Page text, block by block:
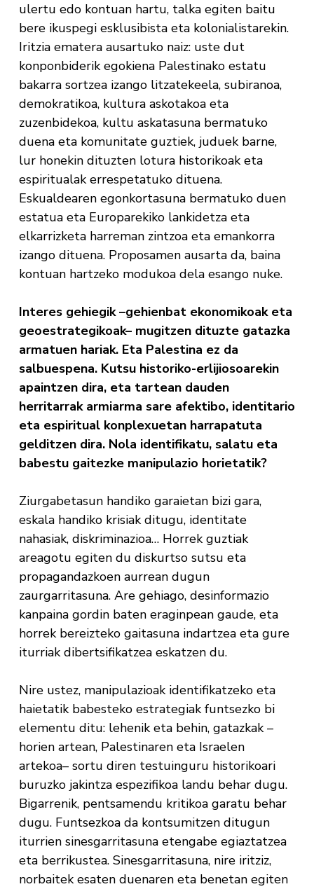
ulertu edo kontuan hartu, talka egiten baitu
bere ikuspegi esklusibista eta kolonialistarekin.
Iritzia ematera ausartuko naiz: uste dut
konponbiderik egokiena Palestinako estatu
bakarra sortzea izango litzatekeela, subiranoa,
demokratikoa, kultura askotakoa eta
zuzenbidekoa, kultu askatasuna bermatuko
duena eta komunitate guztiek, juduek barne,
lur honekin dituzten lotura historikoak eta
espiritualak errespetatuko dituena.
Eskualdearen egonkortasuna bermatuko duen
estatua eta Europarekiko lankidetza eta
elkarrizketa harreman zintzoa eta emankorra
izango dituena. Proposamen ausarta da, baina
kontuan hartzeko modukoa dela esango nuke.
Interes gehiegik –gehienbat ekonomikoak eta
geoestrategikoak– mugitzen dituzte gatazka
armatuen hariak. Eta Palestina ez da
salbuespena. Kutsu historiko-erlijiosoarekin
apaintzen dira, eta tartean dauden
herritarrak armiarma sare afektibo, identitario
eta espiritual konplexuetan harrapatuta
gelditzen dira. Nola identifikatu, salatu eta
babestu gaitezke manipulazio horietatik?
Ziurgabetasun handiko garaietan bizi gara,
eskala handiko krisiak ditugu, identitate
nahasiak, diskriminazioa… Horrek guztiak
areagotu egiten du diskurtso sutsu eta
propagandazkoen aurrean dugun
zaurgarritasuna. Are gehiago, desinformazio
kanpaina gordin baten eraginpean gaude, eta
horrek bereizteko gaitasuna indartzea eta gure
iturriak dibertsifikatzea eskatzen du.
Nire ustez, manipulazioak identifikatzeko eta
haietatik babesteko estrategiak funtsezko bi
elementu ditu: lehenik eta behin, gatazkak –
horien artean, Palestinaren eta Israelen
artekoa– sortu diren testuinguru historikoari
buruzko jakintza espezifikoa landu behar dugu.
Bigarrenik, pentsamendu kritikoa garatu behar
dugu. Funtsezkoa da kontsumitzen ditugun
iturrien sinesgarritasuna etengabe egiaztatzea
eta berrikustea. Sinesgarritasuna, nire iritziz,
norbaitek esaten duenaren eta benetan egiten